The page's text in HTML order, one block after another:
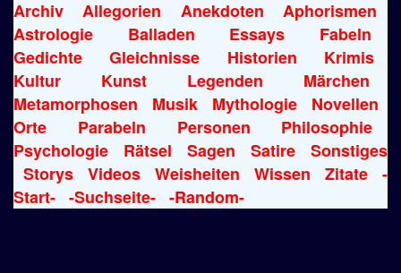
Archiv Allegorien Anekdoten
Aphorismen
Astrologie
Balladen Essays
Fabeln
Gedichte
Gleichnisse Historien
Krimis
Kultur
Kunst Legenden
Märchen
Metamorphosen
Musik Mythologie
Novellen
Orte
Parabeln Personen
Philosophie
Psychologie
Rätsel Sagen Satire
Sonstiges
Storys
Videos Weisheiten Wissen Zitate
-
Start- -Suchseite- -Random-